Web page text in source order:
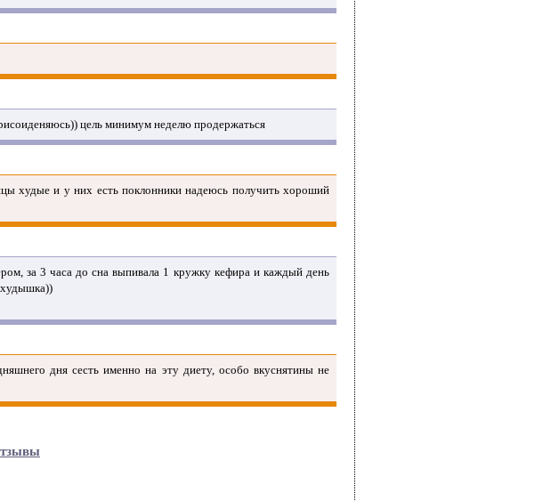
цель минимум неделю продержаться
худые и у них есть поклонники надеюсь получить хороший
за 3 часа до сна выпивала 1 кружку кефира и каждый день
худышка))
дня сесть именно на эту диету, особо вкуснятины не